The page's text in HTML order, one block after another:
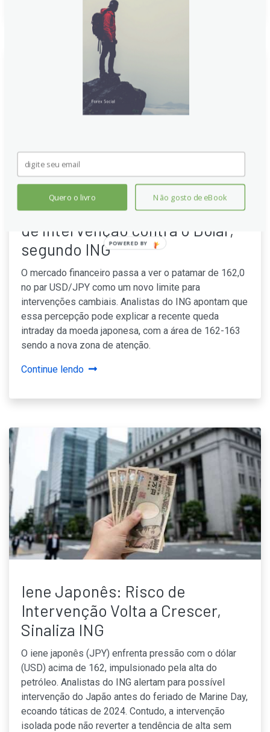
Iene Japonês: 162 é a nova linha
de intervenção contra o Dólar,
segundo ING
O mercado financeiro passa a ver o patamar de 162,0
no par USD/JPY como um novo limite para
intervenções cambiais. Analistas do ING apontam que
essa percepção pode explicar a recente queda
intraday da moeda japonesa, com a área de 162-163
sendo a nova zona de atenção.
Continue lendo
Iene Japonês: Risco de
Intervenção Volta a Crescer,
Sinaliza ING
O iene japonês (JPY) enfrenta pressão com o dólar
(USD) acima de 162, impulsionado pela alta do
petróleo. Analistas do ING alertam para possível
intervenção do Japão antes do feriado de Marine Day,
ecoando táticas de 2024. Contudo, a intervenção
isolada pode não reverter a tendência de alta sem
Quero o livro Não gosto de eBook
POWERED BY